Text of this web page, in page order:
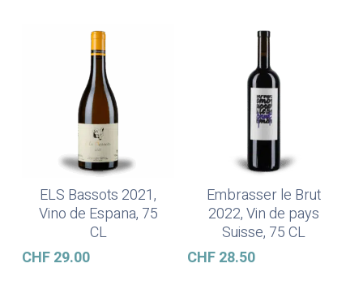
Lire La Suite
ELS Bassots 2021,
Vino de Espana, 75
CL
CHF29.00
Ajouter Au Panier
Embrasser le Brut
2022, Vin de pays
Suisse, 75 CL
CHF28.50